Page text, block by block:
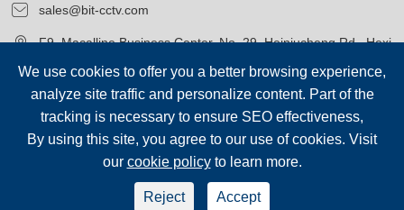
sales@bit-cctv.com
F9, Macalline Business Center, No. 29, Heiniucheng Rd., Hexi
District, Tianjin, China
Blue Icon (Tianjin) Technology Co., Ltd.
시테 맵 | 개인 정보 보호 정책
We use cookies to offer you a better browsing experience,
analyze site traffic and personalize content. Part of the
tracking is necessary to ensure SEO effectiveness,
By using this site, you agree to our use of cookies. Visit
our cookie policyto learn more.
Reject Accept